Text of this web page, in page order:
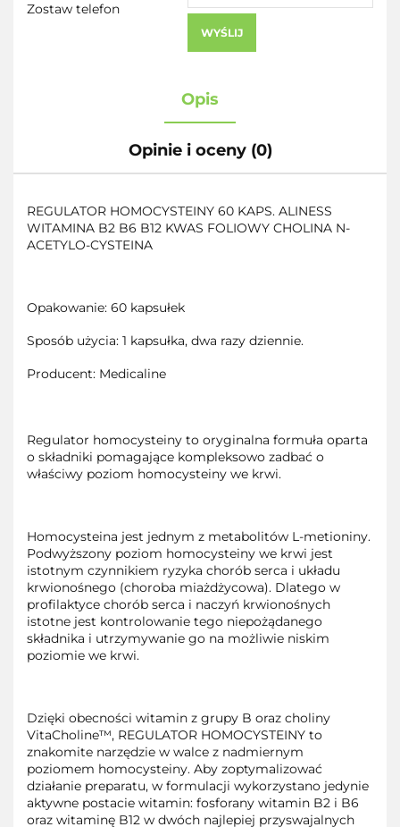
Zostaw telefon
WYŚLIJ
Opis
Opinie i oceny (0)
REGULATOR HOMOCYSTEINY 60 KAPS. ALINESS
WITAMINA B2 B6 B12 KWAS FOLIOWY CHOLINA N-
ACETYLO-CYSTEINA
Opakowanie: 60 kapsułek
Sposób użycia: 1 kapsułka, dwa razy dziennie.
Producent: Medicaline
Regulator homocysteiny to oryginalna formuła oparta
o składniki pomagające kompleksowo zadbać o
właściwy poziom homocysteiny we krwi.
Homocysteina jest jednym z metabolitów L-metioniny.
Podwyższony poziom homocysteiny we krwi jest
istotnym czynnikiem ryzyka chorób serca i układu
krwionośnego (choroba miażdżycowa). Dlatego w
profilaktyce chorób serca i naczyń krwionośnych
istotne jest kontrolowanie tego niepożądanego
składnika i utrzymywanie go na możliwie niskim
poziomie we krwi.
Dzięki obecności witamin z grupy B oraz choliny
VitaCholine™, REGULATOR HOMOCYSTEINY to
znakomite narzędzie w walce z nadmiernym
poziomem homocysteiny. Aby zoptymalizować
działanie preparatu, w formulacji wykorzystano jedynie
aktywne postacie witamin: fosforany witamin B2 i B6
oraz witaminę B12 w dwóch najlepiej przyswajalnych